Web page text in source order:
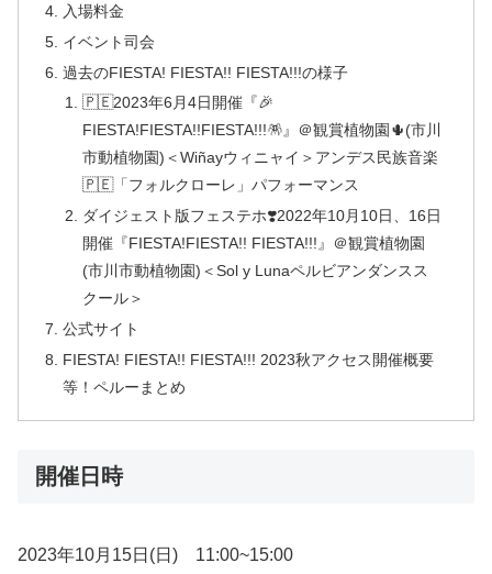
入場料金
イベント司会
過去のFIESTA! FIESTA!! FIESTA!!!の様子
🇵🇪2023年6月4日開催『🎉
FIESTA!FIESTA!!FIESTA!!!🪅』＠観賞植物園🌵(市川
市動植物園)＜Wiñayウィニャイ＞アンデス民族音楽
🇵🇪「フォルクローレ」パフォーマンス
ダイジェスト版フェステホ❣️2022年10月10日、16日
開催『FIESTA!FIESTA!! FIESTA!!!』＠観賞植物園
(市川市動植物園)＜Sol y Lunaペルビアンダンスス
クール＞
公式サイト
FIESTA! FIESTA!! FIESTA!!! 2023秋アクセス開催概要
等！ペルーまとめ
開催日時
2023年10月15日(日) 11:00~15:00